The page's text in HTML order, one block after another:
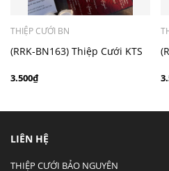
THIỆP CƯỚI BN
(RRK-BN163) Thiệp Cưới KTS
3.500₫
LIÊN HỆ
THIỆP CƯỚI BẢO NGUYÊN